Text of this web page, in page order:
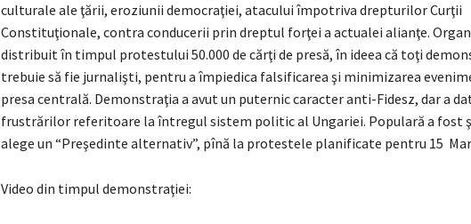
culturale ale ţării, eroziunii democraţiei, atacului împotriva drepturilor Curţii
Constituţionale, contra conducerii prin dreptul forţei a actualei alianţe.
distribuit în timpul protestului 50.000 de cărţi de presă, în ideea că toţi
trebuie să fie jurnalişti, pentru a împiedica falsificarea şi minimizarea
presa centrală. Demonstraţia a avut un puternic caracter anti-Fidesz, dar a
frustrărilor referitoare la întregul sistem politic al Ungariei. Populară a fost
alege un “Preşedinte alternativ”, pînă la protestele planificate pentru 15
Video din timpul demonstraţiei: